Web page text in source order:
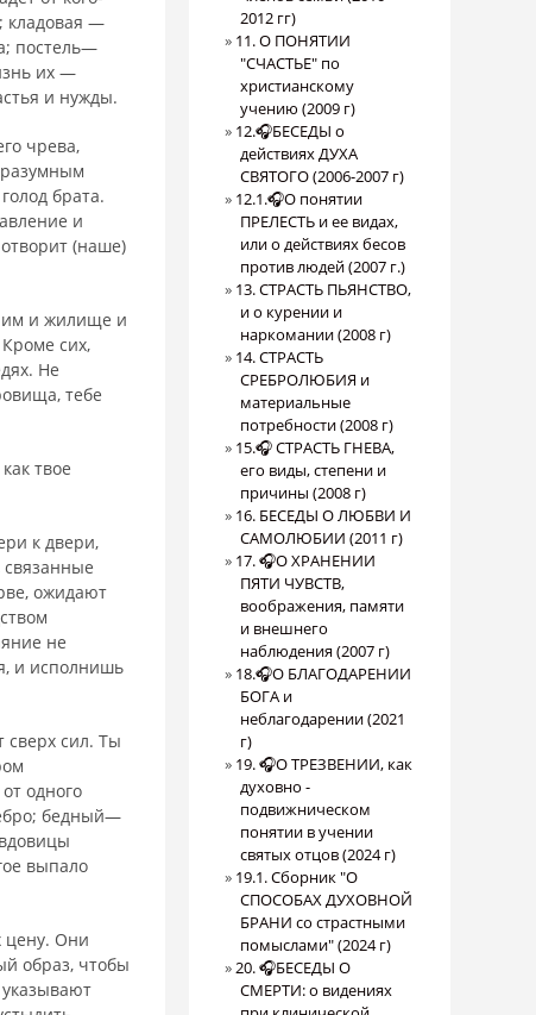
кладовая —
постель—
их —
и нужды.
чрева,
брата.
и
(наше)
им и жилище и
сих,
Не
тебе
твое
к двери,
ожидают
не
и исполнишь
сверх сил. Ты
одного
бедный—
выпало
цену. Они
образ, чтобы
2012 гг)
11. О ПОНЯТИИ
"СЧАСТЬЕ" по
христианскому
учению (2009 г)
12.🎧БЕСЕДЫ о
действиях ДУХА
СВЯТОГО (2006-2007 г)
12.1.🎧О понятии
ПРЕЛЕСТЬ и ее видах,
или о действиях бесов
против людей (2007 г.)
13. СТРАСТЬ ПЬЯНСТВО,
и о курении и
наркомании (2008 г)
14. СТРАСТЬ
СРЕБРОЛЮБИЯ и
материальные
потребности (2008 г)
15.🎧 СТРАСТЬ ГНЕВА,
его виды, степени и
причины (2008 г)
16. БЕСЕДЫ О ЛЮБВИ И
САМОЛЮБИИ (2011 г)
17. 🎧О ХРАНЕНИИ
ПЯТИ ЧУВСТВ,
воображения, памяти
и внешнего
наблюдения (2007 г)
18.🎧О БЛАГОДАРЕНИИ
БОГА и
неблагодарении (2021
г)
19. 🎧О ТРЕЗВЕНИИ, как
духовно -
подвижническом
понятии в учении
святых отцов (2024 г)
19.1. Сборник "О
СПОСОБАХ ДУХОВНОЙ
БРАНИ со страстными
помыслами" (2024 г)
20. 🎧БЕСЕДЫ О
СМЕРТИ: о видениях